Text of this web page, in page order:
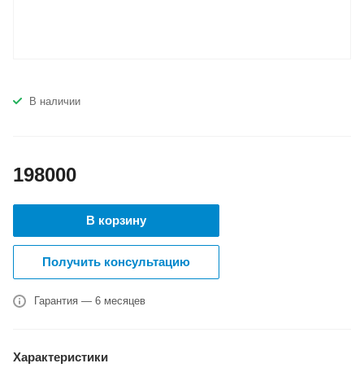
В наличии
198000
В корзину
Получить консультацию
Гарантия — 6 месяцев
Характеристики